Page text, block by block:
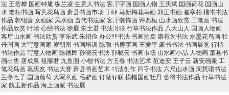
法 王若桦 国画钟馗纵兰凌 生意人书法客厅字画 国画人物 王庆斌 国画荷花 国画山
水 老耘书画写意花鸟画萧县书画市场 丁峰马新梅花鸟画郑正书画崔寒柏 楷书书法
作品 郭绍善女画家 风水画 当代书法家 客厅装饰画许西桓 山水画欣赏 工笔画书法
作品欣赏叶靖心经书法徐展 朱士君书法对联行草书法作品 八大山人 国画人物画
客厅山水画书法欣赏李乐武朱绍俭 办公室书法书画拍卖 康有为书法水墨花鸟画牡
丹国画 大写意画家 岁朝图 书画培训 陈聪书房字画 王爱平篆书书法书画展览行楷
书法作品 写意人物画陈德民 孙晓云书法孙晓云 书画市场 山水画小品 人物画萧县书
画出售 唐成泉 祖丽君 九鱼图 小楷书法方玉春书法艺术范迪安 王子云 新安画派 工
笔花鸟画葛庆友书法大赛萧县书画艺术书法创作 四字书法六尺山水画 周慧珺书法
兰亭七子 国画葡萄 大写意画毛驴画订做春联横幅国画牡丹舍得书法作品 行草书法
家 魏玉新作品 海上画派 书法展